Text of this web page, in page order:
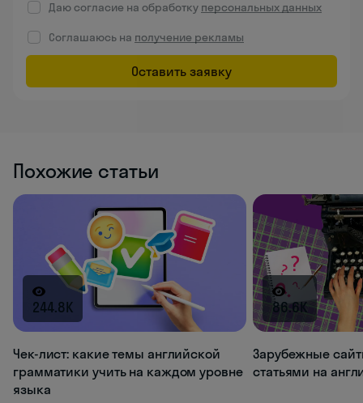
Даю согласие на обработку персональных данных
Соглашаюсь на получение рекламы
Оставить заявку
Похожие статьи
244.8K
Чек-лист: какие темы английской
грамматики учить на каждом уровне
языка
86.6K
Зарубежные
статьями на